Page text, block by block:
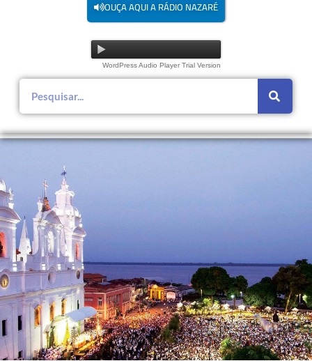
OUÇA AQUI A RÁDIO NAZARÉ
WordPress Audio Player Trial Version